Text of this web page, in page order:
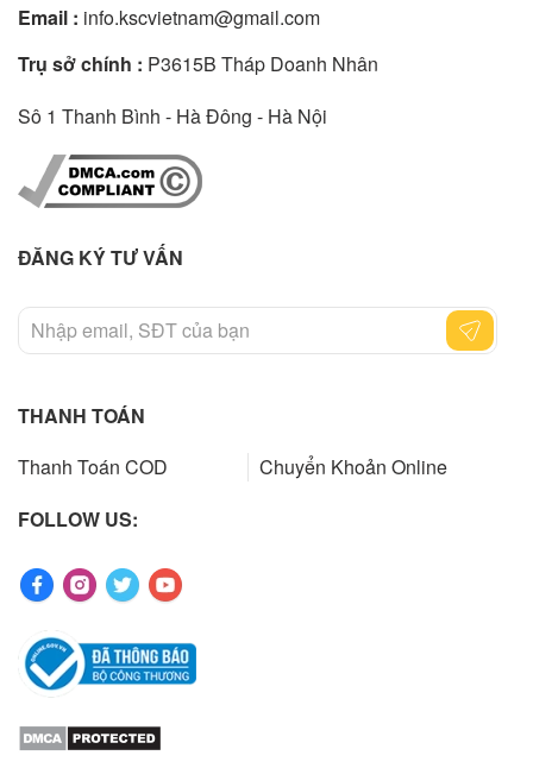
Email : info.kscvietnam@gmail.com
Trụ sở chính : P3615B Tháp Doanh Nhân
Sô 1 Thanh Bình - Hà Đông - Hà Nội
ĐĂNG KÝ TƯ VẤN
THANH TOÁN
Thanh Toán COD
Chuyển Khoản Online
FOLLOW US: